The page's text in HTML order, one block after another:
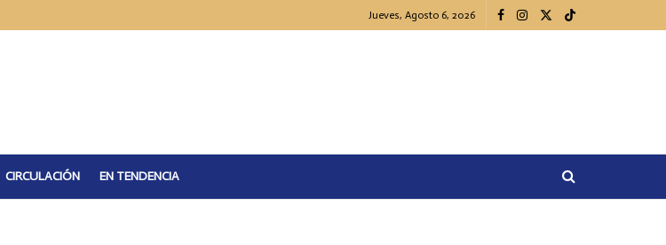
Jueves, Agosto 6, 2026
CIRCULACIÓN EN TENDENCIA